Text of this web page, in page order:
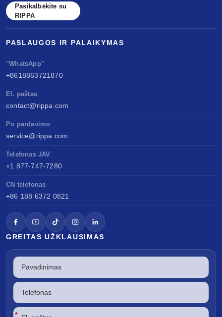
Pasikalbėkite su
RIPPA
PASLAUGOS IR PALAIKYMAS
"WhatsApp"
+8618863721870
El. paštas
contact@rippa.com
Po pardavimo
service@rippa.com
Telefonas JAV
+1 877-747-7280
CN telefonas
+86 188 6372 0821
GREITAS UŽKLAUSIMAS
*